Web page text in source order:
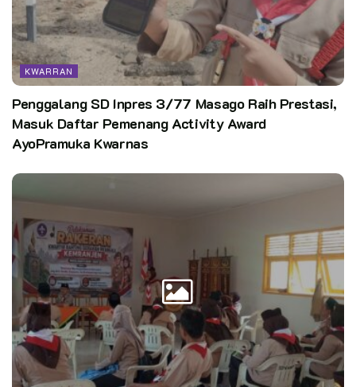
KWARRAN
Penggalang SD Inpres 3/77 Masago Raih Prestasi,
Masuk Daftar Pemenang Activity Award
AyoPramuka Kwarnas